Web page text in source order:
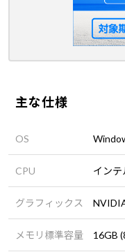
主な仕様
OS
CPU イン
グラフィックス
メモリ標準容量 16GB